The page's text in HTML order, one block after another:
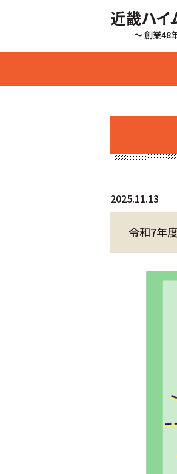
近畿ハイ
～ 創業48
2025.11.13
令和7年